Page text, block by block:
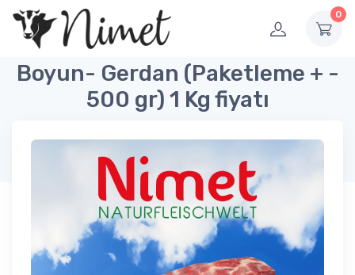
0
Boyun- Gerdan (Paketleme + -
500 gr) 1 Kg fiyatı